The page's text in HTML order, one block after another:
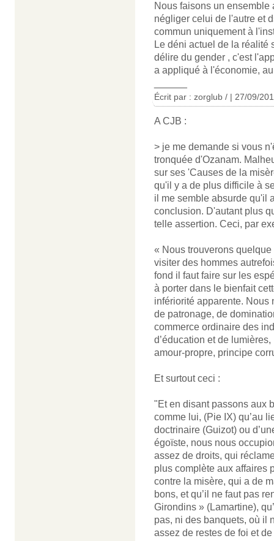
Nous faisons un
négliger celui de l'autre et
commun uniquement à
Le déni actuel de la réalité
délire du gender , c'est
a appliqué à l'économie,
Écrit par : zorglub / | 27/09/
A CJB :
> je me demande si vous
tronquée d'Ozanam.
sur ses 'Causes de la
qu'il y a de plus difficile à
il me semble absurde qu'il
conclusion. D'autant plus
telle assertion. Ceci, par
« Nous trouverons
visiter des hommes
fond il faut faire sur les
à porter dans le bienfait
infériorité apparente. Nous
de patronage, de
commerce ordinaire des
d’éducation et de
amour-propre, principe
Et surtout ceci :
"Et en disant passons aux
comme lui, (Pie IX) qu’au
doctrinaire (Guizot) ou
égoïste, nous nous
assez de droits, qui
plus complète aux affaires
contre la misère, qui a de
bons, et qu’il ne faut pas
Girondins » (Lamartine),
pas, ni des banquets, où il
assez de restes de foi et